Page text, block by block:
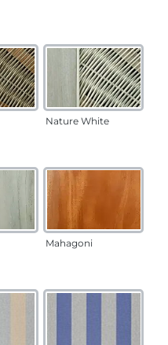
Nature White
Mahagoni